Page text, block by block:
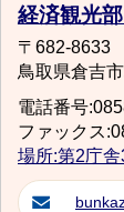
経済観光
〒682-8633
鳥取県倉吉
電話番号
ファックス
場所:第2庁